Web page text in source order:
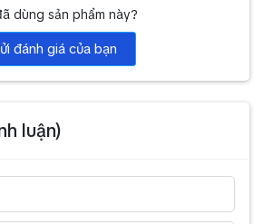
dùng sản phẩm này?
đánh giá của bạn
luận)